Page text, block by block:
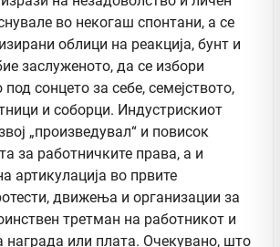
во некогаш спонтани, а се
облици на реакција, бунт и
заслуженото, да се избори
сонцето за себе, семејството,
и соборци. Индустрискиот
„произведувал“ и повисок
за работничките права, а и
артикулација во првите
движења и организации за
третман на работникот и
награда или плата. Очекувано, што